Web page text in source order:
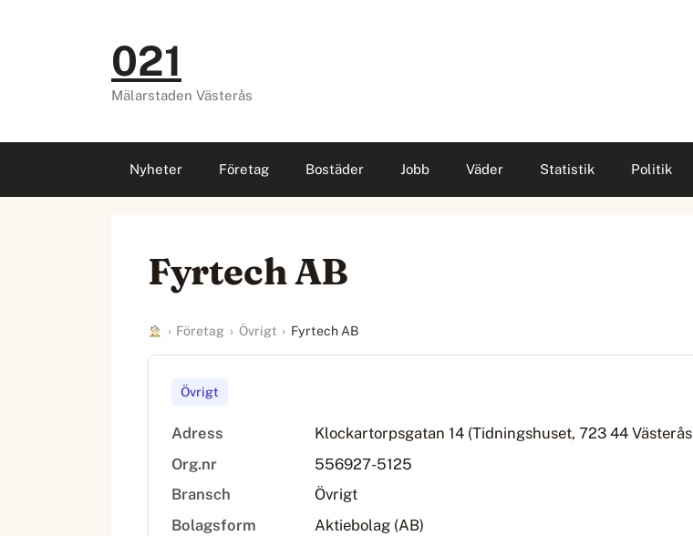
021
Mälarstaden Västerås
Nyheter Företag Bostäder Jobb Väder Statistik Politik
Fyrtech AB
› Företag › Övrigt › Fyrtech AB
Övrigt
Adress
Klockartorpsgatan 14 (Tidningshuset, 723 44 Västerås
Org.nr
556927-5125
Bransch
Övrigt
Bolagsform
Aktiebolag (AB)